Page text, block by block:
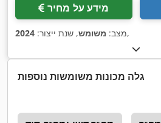
מידע על מחיר
מצב: משומש, שנת ייצור: 2024 ,
גלה מכונות משומשות נוספות